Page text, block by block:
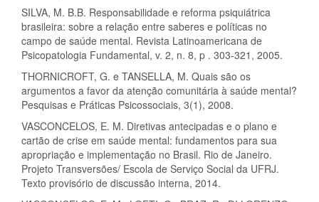
SILVA, M. B.B. Responsabilidade e reforma psiquiátrica
brasileira: sobre a relação entre saberes e políticas no
campo de saúde mental. Revista Latinoamericana de
Psicopatologia Fundamental, v. 2, n. 8, p . 303-321, 2005.
THORNICROFT, G. e TANSELLA, M. Quais são os
argumentos a favor da atenção comunitária à saúde mental?
Pesquisas e Práticas Psicossociais, 3(1), 2008.
VASCONCELOS, E. M. Diretivas antecipadas e o plano e
cartão de crise em saúde mental: fundamentos para sua
apropriação e implementação no Brasil. Rio de Janeiro.
Projeto Transversões/ Escola de Serviço Social da UFRJ.
Texto provisório de discussão interna, 2014.